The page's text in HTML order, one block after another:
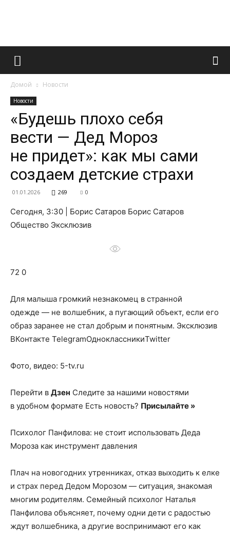
Французский
и
Домой Новости
Новости
«Будешь плохо себя
вести — Дед Мороз
не придет»: как мы сами
создаем детские страхи
01.01.2026 269 0
Сегодня, 3:30 | Борис Сатаров Борис Сатаров
Общество Эксклюзив
72 0
Для малыша громкий незнакомец в странной
одежде — не волшебник, а пугающий объект, если его
образ заранее не стал добрым и понятным. Эксклюзив
ВКонтакте TelegramОдноклассникиTwitter
Фото, видео: 5-tv.ru
Перейти в Дзен Следите за нашими новостями
в удобном формате Есть новость? Присылайте »
Психолог Панфилова: не стоит использовать Деда
Мороза как инструмент давления
Плач на новогодних утренниках, отказ выходить к елке
и страх перед Дедом Морозом — ситуация, знакомая
многим родителям. Семейный психолог Наталья
Панфилова объясняет, почему одни дети с радостью
ждут волшебника, а другие воспринимают его как